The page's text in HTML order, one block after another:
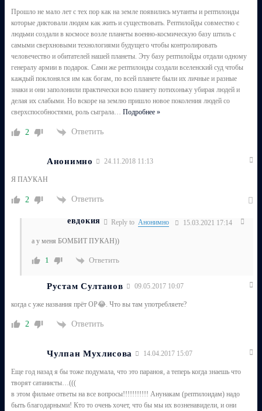
Прошло не мало лет с тех пор как на земле появились мутанты и рептилоиды
которые диктовали людям как жить и существовать. Рептилойды совместно с
людьми создали в космосе возле планеты военно-космическую базу штиль с
самыми сверхновыми технологиями будущего чтобы контролировать
человечество и обитателей нашей планеты. Эту базу рептилойды отдали одному
генералу армии в подарок. Сами же рептилоиды создали вселенский суд чтобы
каждый поклонялся им как богам, по всей планете были их личные и разные
знаки и они заполонили практически всю планету потихоньку убирая людей и
делая их слабыми. Но вскоре на землю пришло новое поколения людей со
сверхспособностями, роль сыграла… Подробнее »
2 Ответить
Анонимно 24.11.2018 11:13
Я ПАУКАН
2 Ответить
евдокия Reply to Анонимно 15.03.2021 17:14
а у меня БОМБИТ ПУКАН))
1 Ответить
Рустам Султанов 09.05.2017 10:07
когда с уже названия прёт ОР😂. Что вы там употребляете?
2 Ответить
Чулпан Мухлисова 14.04.2017 15:07
Еще год назад я бы тоже подумала, что это параноя, а теперь когда знаешь что
творят сатанисты…(((
в этом фильме ответы на все вопросы!!!!!!!!!!! Анунакам (рептилоидам) надо
быть благодарными! Кто то очень хочет, что бы мы их возненавидели, и они